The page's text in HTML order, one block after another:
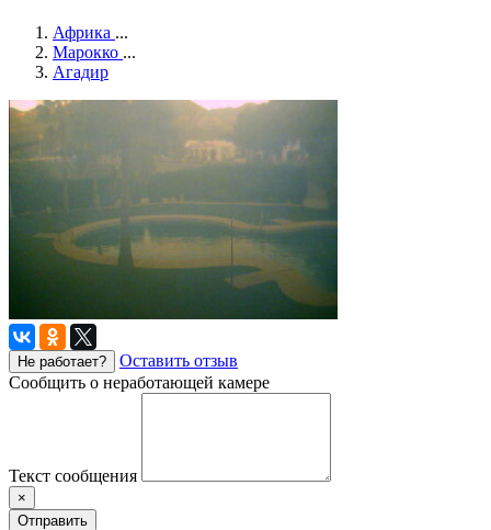
Африка ...
Марокко ...
Агадир
Не работает?
Оставить отзыв
Сообщить о неработающей камере
Текст сообщения
×
Отправить